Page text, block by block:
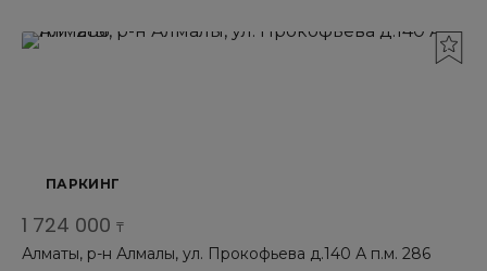
ПАРКИНГ
1 724 000 ₸
Алматы, р-н Алмалы, ул. Прокофьева д.140 А п.м. 286